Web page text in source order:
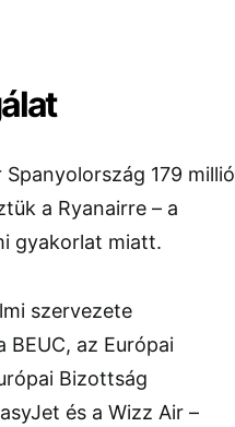
179 millió
a Ryanairre – a
gyakorlat miatt.
szervezete
BEUC, az Európai
Bizottság
és a Wizz Air –